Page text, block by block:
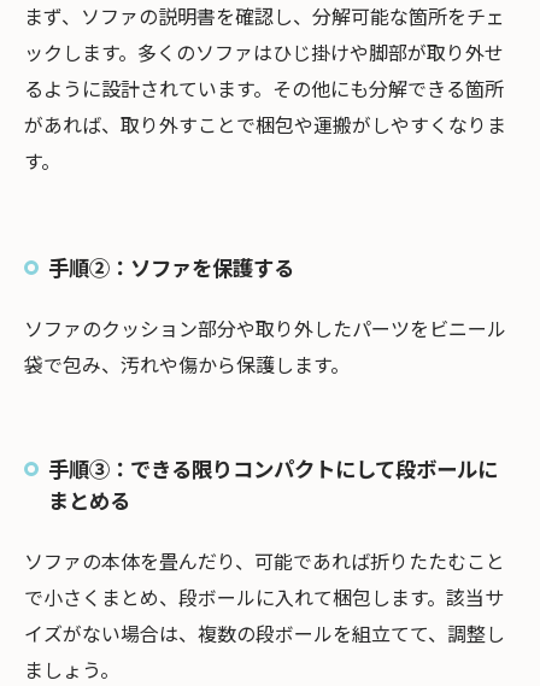
まず、ソファの説明書を確認し、分解可能な箇所をチェ
ックします。多くのソファはひじ掛けや脚部が取り外せ
るように設計されています。その他にも分解できる箇所
があれば、取り外すことで梱包や運搬がしやすくなりま
す。
手順②：ソファを保護する
ソファのクッション部分や取り外したパーツをビニール
袋で包み、汚れや傷から保護します。
手順③：できる限りコンパクトにして段ボールに
まとめる
ソファの本体を畳んだり、可能であれば折りたたむこと
で小さくまとめ、段ボールに入れて梱包します。該当サ
イズがない場合は、複数の段ボールを組立てて、調整し
ましょう。